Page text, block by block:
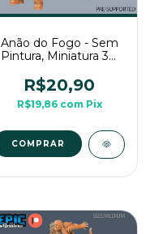
Anão do Fogo - Sem
Pintura, Miniatura 3D
Mesa
R$20,90
R$19,86 com Pix
COMPRAR